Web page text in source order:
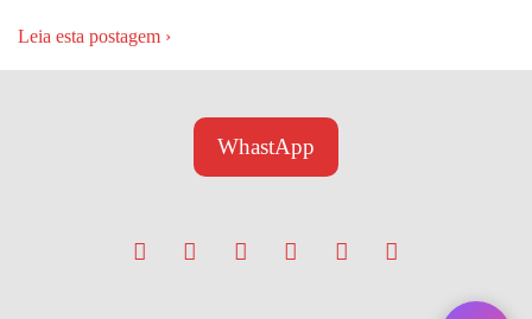
Leia esta postagem ›
WhastApp